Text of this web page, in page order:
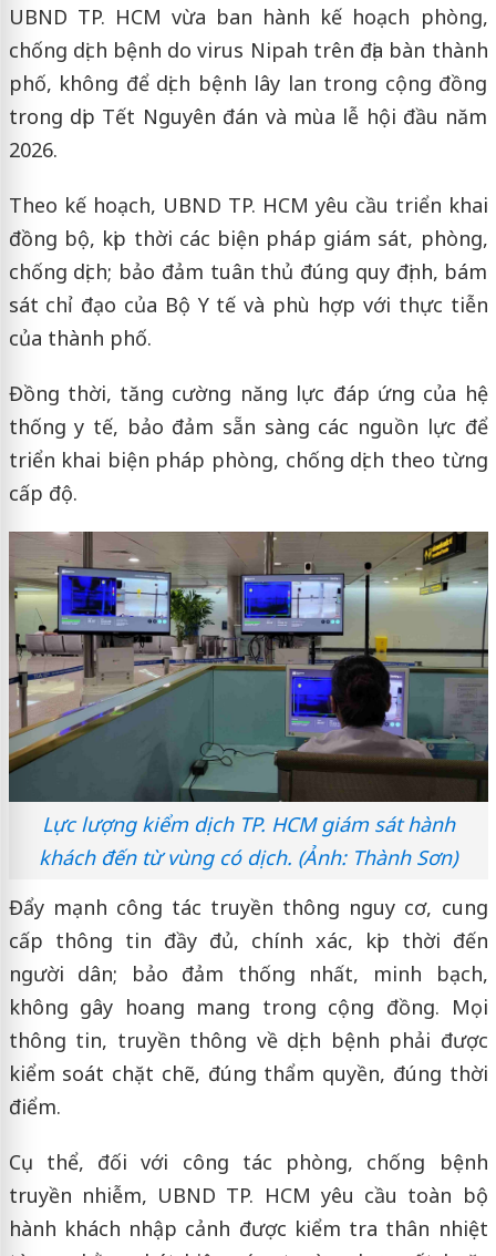
UBND TP. HCM vừa ban hành kế hoạch phòng,
chống dịch bệnh do virus Nipah trên địa bàn thành
phố, không để dịch bệnh lây lan trong cộng đồng
trong dịp Tết Nguyên đán và mùa lễ hội đầu năm
2026.
Theo kế hoạch, UBND TP. HCM yêu cầu triển khai
đồng bộ, kịp thời các biện pháp giám sát, phòng,
chống dịch; bảo đảm tuân thủ đúng quy định, bám
sát chỉ đạo của Bộ Y tế và phù hợp với thực tiễn
của thành phố.
Đồng thời, tăng cường năng lực đáp ứng của hệ
thống y tế, bảo đảm sẵn sàng các nguồn lực để
triển khai biện pháp phòng, chống dịch theo từng
cấp độ.
Lực lượng kiểm dịch TP. HCM giám sát hành
khách đến từ vùng có dịch. (Ảnh: Thành Sơn)
Đẩy mạnh công tác truyền thông nguy cơ, cung
cấp thông tin đầy đủ, chính xác, kịp thời đến
người dân; bảo đảm thống nhất, minh bạch,
không gây hoang mang trong cộng đồng. Mọi
thông tin, truyền thông về dịch bệnh phải được
kiểm soát chặt chẽ, đúng thẩm quyền, đúng thời
điểm.
Cụ thể, đối với công tác phòng, chống bệnh
truyền nhiễm, UBND TP. HCM yêu cầu toàn bộ
hành khách nhập cảnh được kiểm tra thân nhiệt